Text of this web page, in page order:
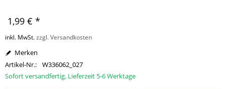
1,99 € *
inkl. MwSt.zzgl. Versandkosten
Merken
Artikel-Nr.:
W336062_027
Sofort versandfertig, Lieferzeit 5-6 Werktage